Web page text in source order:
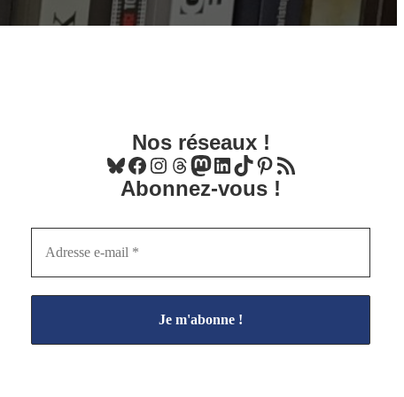
Nos réseaux !
Bluesky Facebook Instagram Threads Mastodon LinkedIn TikTok Pinterest
Flux RSS
Abonnez-vous !